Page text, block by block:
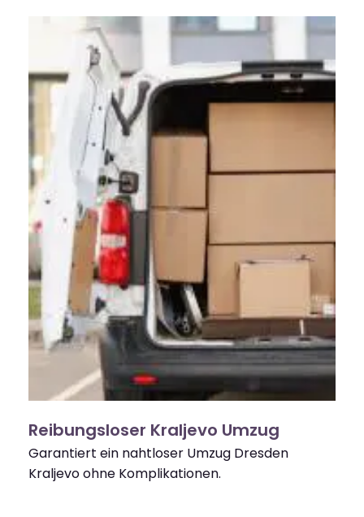
Reibungsloser Kraljevo Umzug
Garantiert ein nahtloser Umzug Dresden
Kraljevo ohne Komplikationen.